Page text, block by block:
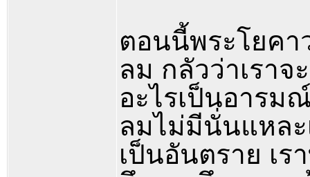
ตอนนี้พระโยคา
ลม กลัวว่าเราจ
อะไรเป็นอารม
ลมไม่มีนั่นแหล
เป็นอันตราย เร